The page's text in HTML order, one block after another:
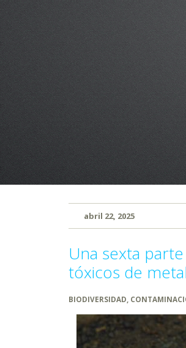
abril 22, 2025
Una sexta
tóxicos de
BIODIVERSIDAD